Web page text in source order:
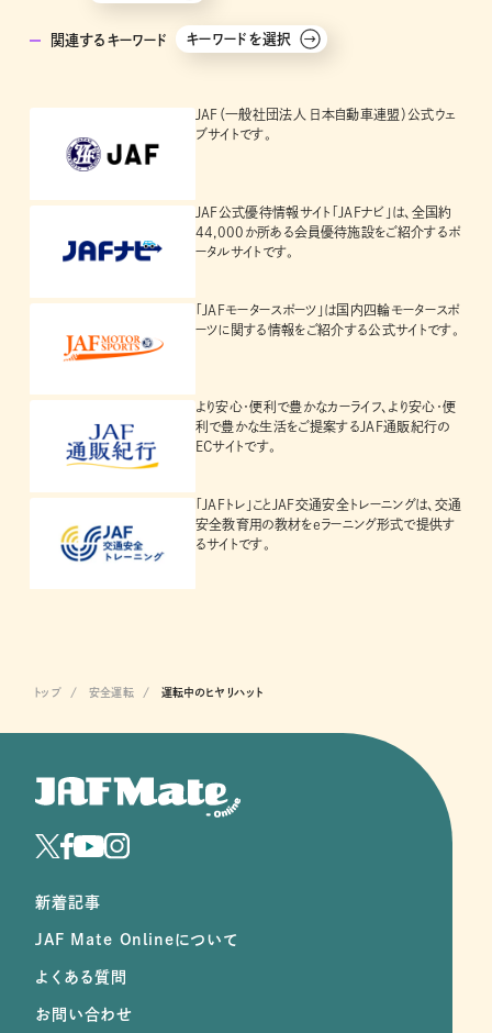
関連するキーワード キーワードを選択
JAF（一般社団法人 日本自動車連盟）公式ウェ
ブサイトです。
JAF公式優待情報サイト「JAFナビ」は、全国約
44,000か所ある会員優待施設をご紹介するポ
ータルサイトです。
「JAFモータースポーツ」は国内四輪モータースポ
ーツに関する情報をご紹介する公式サイトです。
より安心・便利で豊かなカーライフ、より安心・便
利で豊かな生活をご提案するJAF通販紀行の
ECサイトです。
「JAFトレ」ことJAF交通安全トレーニングは、交通
安全教育用の教材をeラーニング形式で提供す
るサイトです。
トップ 安全運転 運転中のヒヤリハット
新着記事
JAF Mate Onlineについて
よくある質問
お問い合わせ